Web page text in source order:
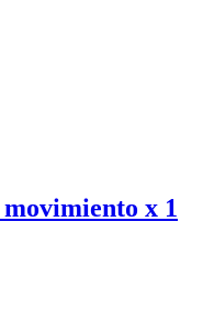
x 1